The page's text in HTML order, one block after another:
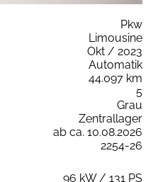
Pkw
Limousine
Okt / 2023
Automatik
44.097 km
5
Grau
Zentrallager
ab ca. 10.08.2026
2254-26
96 kW / 131 PS